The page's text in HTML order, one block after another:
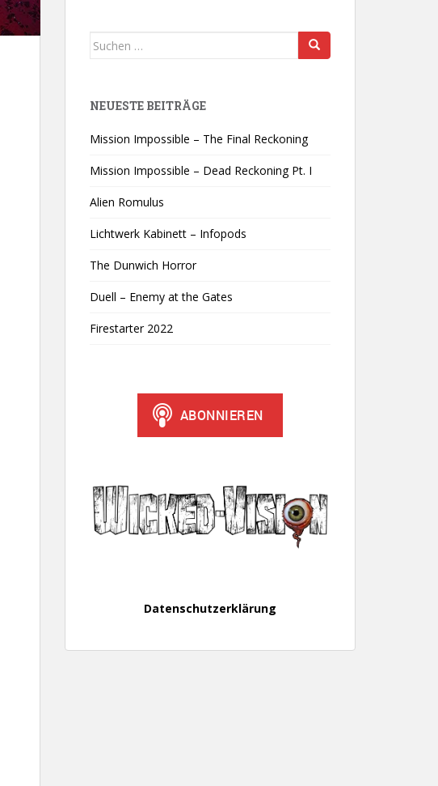
Suchen
NEUESTE BEITRÄGE
Mission Impossible – The Final Reckoning
Mission Impossible – Dead Reckoning Pt. I
Alien Romulus
Lichtwerk Kabinett – Infopods
The Dunwich Horror
Duell – Enemy at the Gates
Firestarter 2022
Datenschutzerklärung